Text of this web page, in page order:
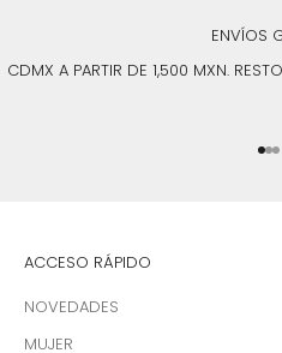
ENVÍOS
CDMX A PARTIR DE 1,500 MXN.
IrIr
ACCESO RÁPIDO
NOVEDADES
MUJER